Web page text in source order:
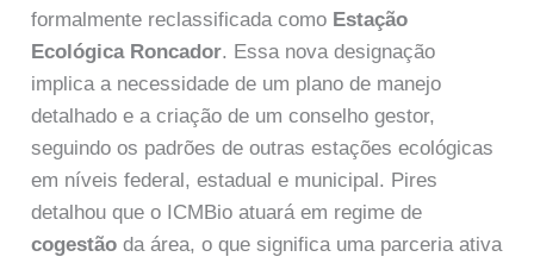
formalmente reclassificada como Estação
Ecológica Roncador. Essa nova designação
implica a necessidade de um plano de manejo
detalhado e a criação de um conselho gestor,
seguindo os padrões de outras estações ecológicas
em níveis federal, estadual e municipal. Pires
detalhou que o ICMBio atuará em regime de
cogestão da área, o que significa uma parceria ativa